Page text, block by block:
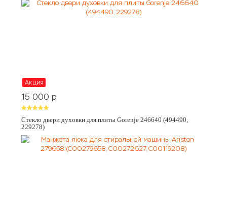
Акция
15 000 p
Стекло двери духовки для плиты Gorenje 246640 (494490,
229278)